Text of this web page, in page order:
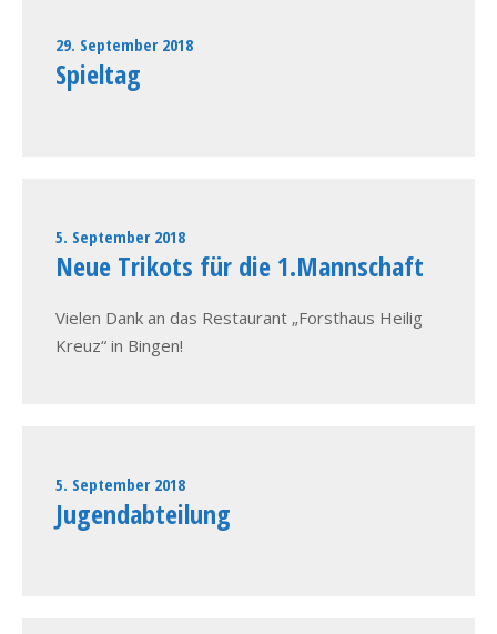
29. September 2018
Spieltag
5. September 2018
Neue Trikots für die 1.Mannschaft
Vielen Dank an das Restaurant „Forsthaus Heilig
Kreuz“ in Bingen!
5. September 2018
Jugendabteilung